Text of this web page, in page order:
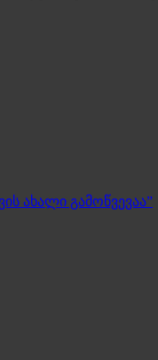
ახალი გამოწვევაა”